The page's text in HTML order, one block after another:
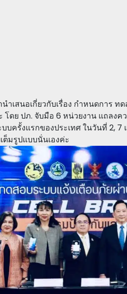
ำเสนอเกี่ยวกับเรื่อง กำหนดการ
ดย ปภ. จับมือ 6 หน่วยงาน แถลงค
บครั้งแรกของประเทศ ในวันที่ 2,
ต็มรูปแบบนั่นเองค่ะ